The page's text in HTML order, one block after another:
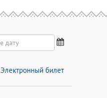
Электронный билет